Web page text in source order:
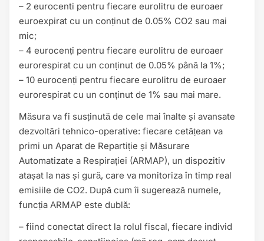
– 2 eurocenti pentru fiecare eurolitru de euroaer
euroexpirat cu un conținut de 0.05% CO2 sau mai
mic;
– 4 eurocenți pentru fiecare eurolitru de euroaer
eurorespirat cu un conținut de 0.05% până la 1%;
– 10 eurocenți pentru fiecare eurolitru de euroaer
eurorespirat cu un conținut de 1% sau mai mare.
Măsura va fi susținută de cele mai înalte și avansate
dezvoltări tehnico-operative: fiecare cetățean va
primi un Aparat de Repartiție și Măsurare
Automatizate a Respirației (ARMAP), un dispozitiv
atașat la nas și gură, care va monitoriza în timp real
emisiile de CO2. După cum îi sugerează numele,
funcția ARMAP este dublă:
– fiind conectat direct la rolul fiscal, fiecare individ